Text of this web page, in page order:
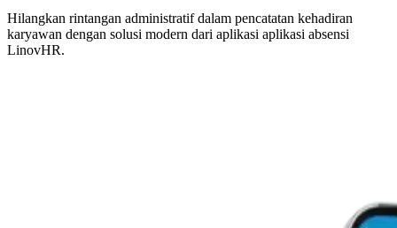
Hilangkan rintangan administratif dalam pencatatan kehadiran
karyawan dengan solusi modern dari aplikasi aplikasi absensi
LinovHR.